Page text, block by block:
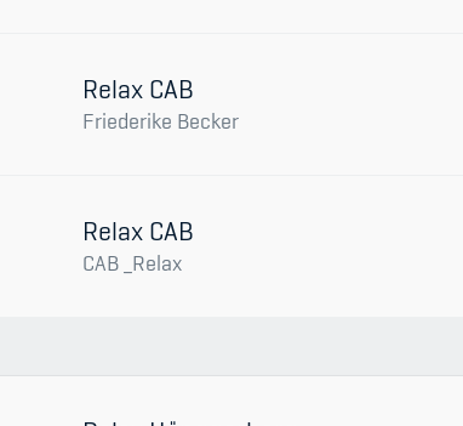
Relax CAB
Friederike Becker
Relax CAB
CAB _Relax